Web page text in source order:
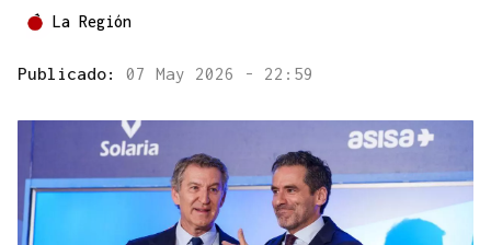
La Región
Publicado: 07 May 2026 - 22:59